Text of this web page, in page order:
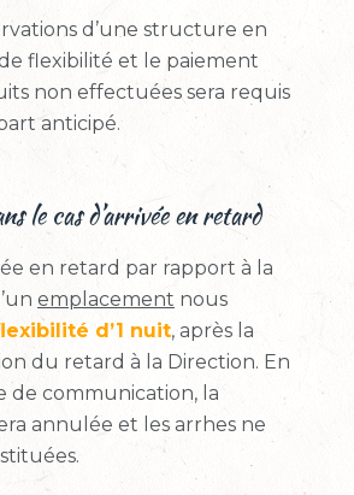
d’une structure en
flexibilité et le paiement
non effectuées sera requis
anticipé.
le cas d’arrivée en retard
en retard par rapport à la
emplacement nous
d’1 nuit, après la
du retard à la Direction. En
de communication, la
annulée et les arrhes ne